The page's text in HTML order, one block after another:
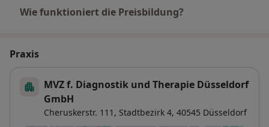
Wie funktioniert die Preisbildung?
Praxis
MVZ f. Diagnostik und Therapie Düsseldorf
GmbH
Cheruskerstr. 111, Stadtbezirk 4, 40545 Düsseldorf